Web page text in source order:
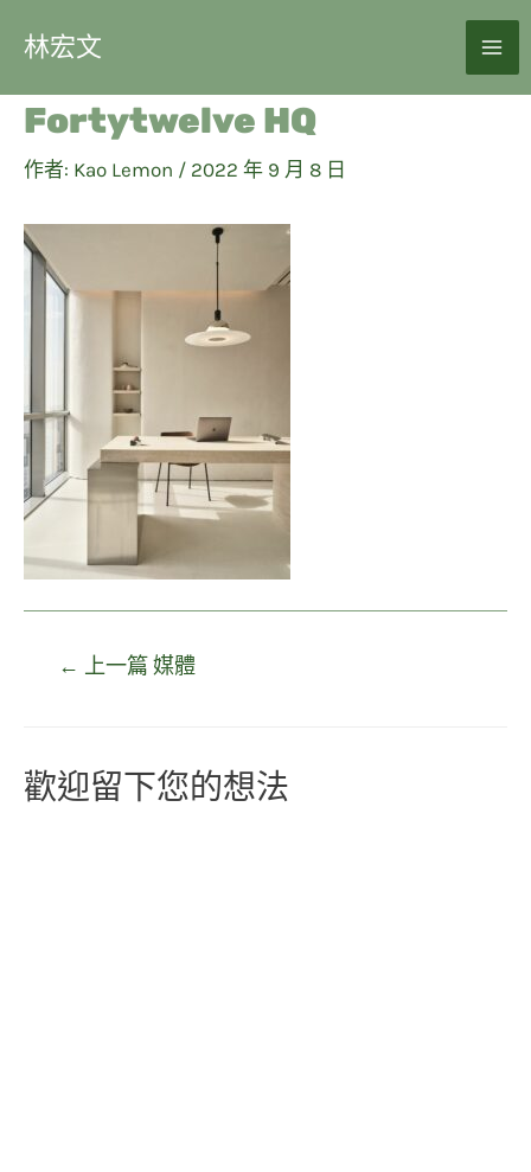
林宏文
Fortytwelve HQ
作者: Kao Lemon / 2022 年 9 月 8 日
← 上一篇 媒體
歡迎留下您的想法